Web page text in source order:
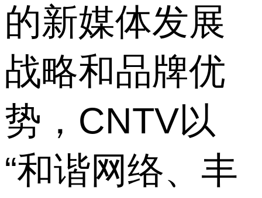
的新媒体发展
战略和品牌优
势，CNTV以
“和谐网络、丰